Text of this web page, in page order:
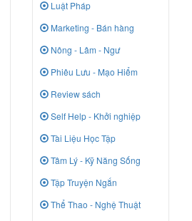
Luật Pháp
Marketing - Bán hàng
Nông - Lâm - Ngư
Phiêu Lưu - Mạo Hiểm
Review sách
Self Help - Khởi nghiệp
Tài Liệu Học Tập
Tâm Lý - Kỹ Năng Sống
Tập Truyện Ngắn
Thể Thao - Nghệ Thuật